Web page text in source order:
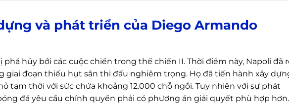
và phát triển của Diego Armando
phá hủy bởi các cuộc chiến trong thế chiến II. Thời điểm này, Napoli đã
giai đoạn thiếu hụt sân thi đấu nghiêm trọng. Họ đã tiến hành xây
tạm thời với sức chứa khoảng 12.000 chỗ ngồi. Tuy nhiên với sự phát
đá yêu cầu chính quyền phải có phương án giải quyết phù hợp hơn.